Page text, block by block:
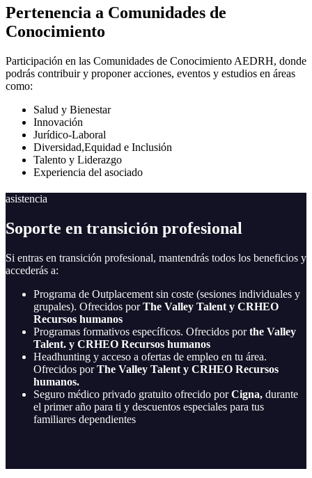
Pertenencia a Comunidades de
Conocimiento
Participación en las Comunidades de Conocimiento AEDRH, donde
podrás contribuir y proponer acciones, eventos y estudios en áreas
como:
Salud y Bienestar
Innovación
Jurídico-Laboral
Diversidad,Equidad e Inclusión
Talento y Liderazgo
Experiencia del asociado
asistencia
Soporte en transición profesional
Si entras en transición profesional, mantendrás todos los beneficios y
accederás a:
Programa de Outplacement sin coste (sesiones individuales y
grupales). Ofrecidos porThe Valley Talent y CRHEO
Recursos humanos
Programas formativos específicos. Ofrecidos porthe Valley
Talent. y CRHEO Recursos humanos
Headhunting y acceso a ofertas de empleo en tu área.
Ofrecidos porThe Valley Talent y CRHEO Recursos
humanos.
Seguro médico privado gratuito ofrecido porCigna, durante
el primer año para ti y descuentos especiales para tus
familiares dependientes